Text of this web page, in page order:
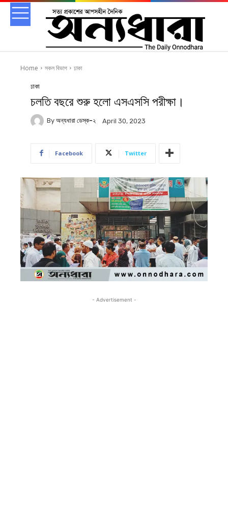
Home সকল বিভাগ ঢাকা
ঢাকা
চলতি বছরে শুরু হলো এসএসসি পরীক্ষা।
By অন্যধারা ডেস্ক-২ April 30, 2023
Facebook Twitter
- Advertisement -